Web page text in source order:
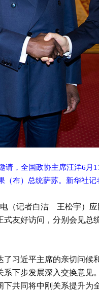
请，全国政协主席汪洋6月
（布）总统萨苏。新华社记
（记者白洁 王松宇）
式友好访问，分别会见
了习近平主席的亲切问
下步发展深入交换意见
下共同将中刚关系提升